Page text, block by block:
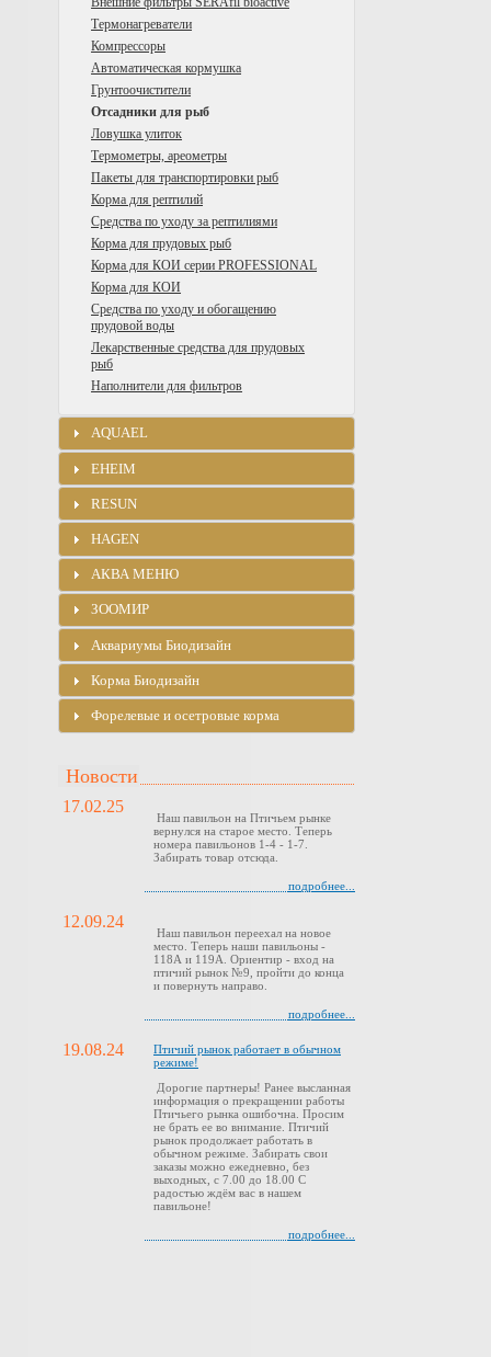
Tермонагреватели
Компрессоры
Автоматическая кормушка
Грунтоочистители
Отсадники для рыб
Ловушка улиток
Термометры, ареометры
Пакеты для транспортировки рыб
Корма для рептилий
Средства по уходу за рептилиями
Корма для прудовых рыб
Корма для КОИ серии PROFESSIONAL
Корма для КОИ
Средства по уходу и обогащению
прудовой воды
Лекарственные средства для прудовых
рыб
Наполнители для фильтров
AQUAEL
EHEIM
RESUN
HAGEN
АКВА МЕНЮ
ЗООМИР
Аквариумы Биодизайн
Корма Биодизайн
Форелевые и осетровые корма
Новости
17.02.25
Наш павильон на Птичьем рынке
вернулся на старое место. Теперь
номера павильонов 1-4 - 1-7.
Забирать товар отсюда.
подробнее...
12.09.24
Наш павильон переехал на новое
место. Теперь наши павильоны -
118А и 119А. Ориентир - вход на
птичий рынок №9, пройти до конца
и повернуть направо.
подробнее...
19.08.24
Птичий рынок работает в обычном
режиме!
Дорогие партнеры! Ранее высланная
информация о прекращении работы
Птичьего рынка ошибочна. Просим
не брать ее во внимание. Птичий
рынок продолжает работать в
обычном режиме. Забирать свои
заказы можно ежедневно, без
выходных, с 7.00 до 18.00 С
радостью ждём вас в нашем
павильоне!
подробнее...